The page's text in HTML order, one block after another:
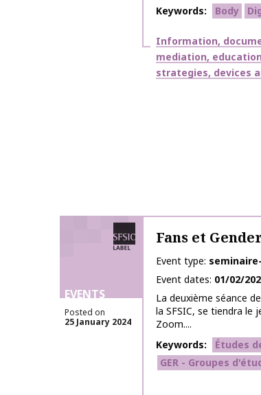
Keywords
Body
Themes
Information,
mediation,
strategies, devices
SFSIC labelled
EVENTS
Posted on
25 January 2024
Fans et
Event type
Event dates 01/02/
La deuxième séance
la SFSIC, se tiendra le
Zoom....
Keywords
Études
GER - Groupes